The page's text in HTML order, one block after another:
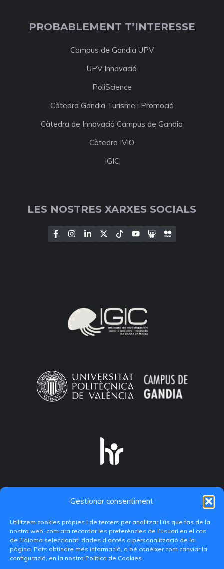
Gestionar consentiment
Utilitzem cookies pròpies i de tercers per analitzar l’ús que fas de la
nostra web, com ara recordar les preferències de l’usuari en el cas
de l’idioma seleccionat, dades d’accés o personalització de la
pàgina. Pots obtindre més informació, o bé conéixer com canviar la
configuració, en la nostra Política de Cookies.
PROBABLEMENT T’INTERESSE
Campus de Gandia UPV
UPV Innovació
PoliScience
Càtedra Gandia Turisme i Promoció
Càtedra de Innovació Campus de Gandia
Càtedra IVIO
IGIC
LES NOSTRES XARXES SOCIALS
C/ Paranimf, 1 - 46730 Grau de Gandia